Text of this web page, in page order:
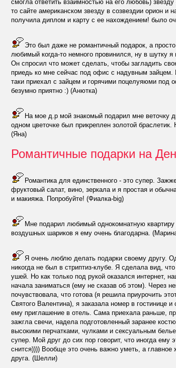
смогла ответить взаимностью на его любовь)
то сайте американском звезду в созвездии орион и
получила диплом и карту с ее нахождением! было
Это был даже не романтичный подарок, а
любимый когда-то немного провинился, ну в шутку я
Он спросил что может сделать, чтобы загладить
приедь ко мне сейчас под офис с надувным
таки приехал с зайцем и горячими поцелуяюми под
безумно приятно :) (Анютка)
На мое д.р мой знакомый подарил мне веточку
одном цветочке был прикреплен золотой браслетик.
(Яна)
Романтичные подарки на
Романтика для единственного - это супер.
фруктовый салат, вино, зеркала и я простая и
и макияжа. Попробуйте! (Фиалка-big)
Мне подарил любимый однокомнатную
воздушных шариков я ему очень благодарна.
Я очень люблю делать подарки своему другу.
никогда не был в стриптиз-клубе. Я сделала вид,
ушей. Но как только под рукой оказался интернет,
начала заниматься (ему не сказав об этом). Через
почувствовала, что готова (я решила приурочить
Святого Валентина), я заказала номер в гостинице
ему приглашение в отель. Сама приехала раньше,
зажгла свечи, надела подготовленный заранее
высокими перчатками, чулками и сексуальным
супер. Мой друг до сих пор говорит, что иногда ему
снится)))) Вообще это очень важно уметь, а главное
друга. (Шелли)